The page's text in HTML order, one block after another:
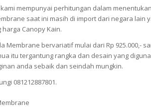
mempunyai perhitungan dalam
saat ini masih di import dari negara lain
Canopy Kain.
Membrane bervariatif mulai dari Rp 925.000,-
itu tergantung rangka dan desain yang
anda sebaik dan seindah mungkin.
081212887801.